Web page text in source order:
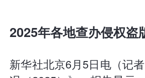
2025年各地查办侵权盗
新华社北京6月5日电（记